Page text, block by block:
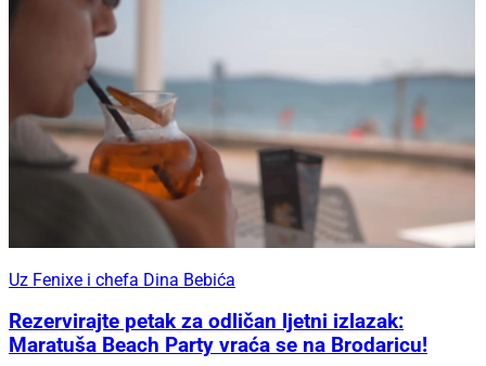
Uz Fenixe i chefa Dina Bebića
Rezervirajte petak za odličan ljetni izlazak:
Maratuša Beach Party vraća se na Brodaricu!